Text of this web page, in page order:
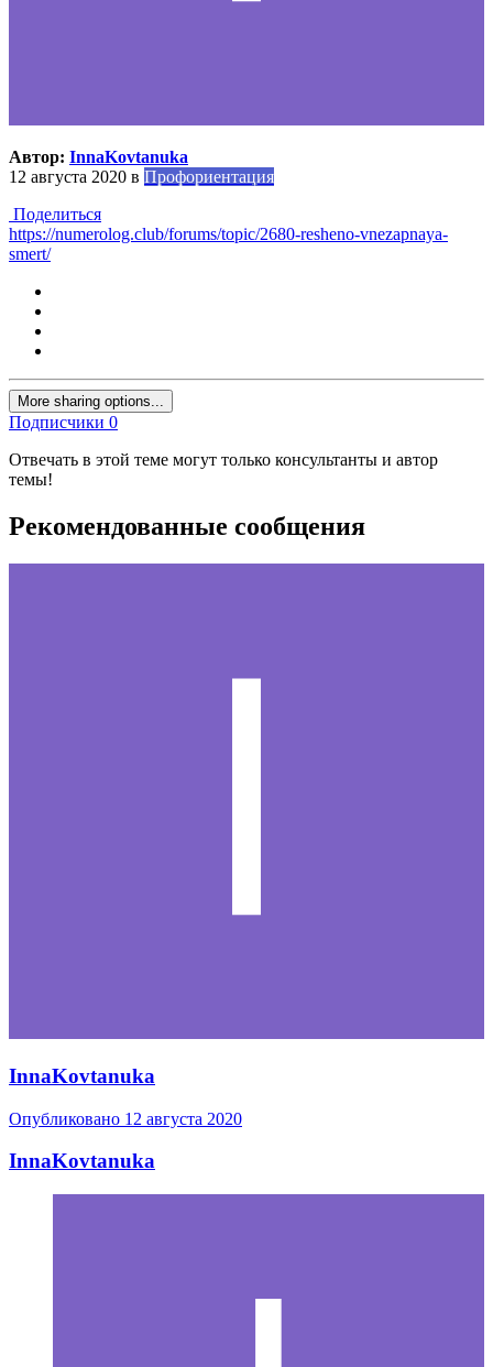
Автор: InnaKovtanuka
12 августа 2020 в Профориентация
Поделиться
https://numerolog.club/forums/topic/2680-resheno-vnezapnaya-
smert/
More sharing options...
Подписчики 0
Отвечать в этой теме могут только консультанты и автор
темы!
Рекомендованные сообщения
InnaKovtanuka
Опубликовано 12 августа 2020
InnaKovtanuka